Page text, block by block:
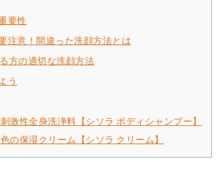
要性
注意！間違った洗顔方法とは
方の適切な洗顔方法
う
激性全身洗浄料【シソラ ボディシャンプー】
の保湿クリーム【シソラ クリーム】